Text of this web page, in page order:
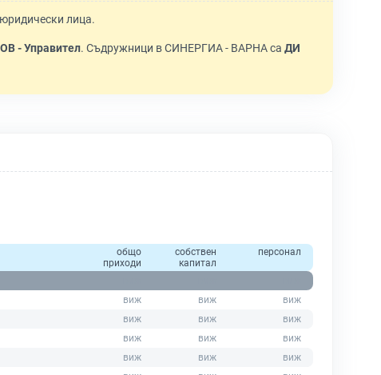
лица.
- Управител. Съдружници в СИНЕРГИА - ВАРНА са ДИ
общо
приходи
собствен
капитал
персонал